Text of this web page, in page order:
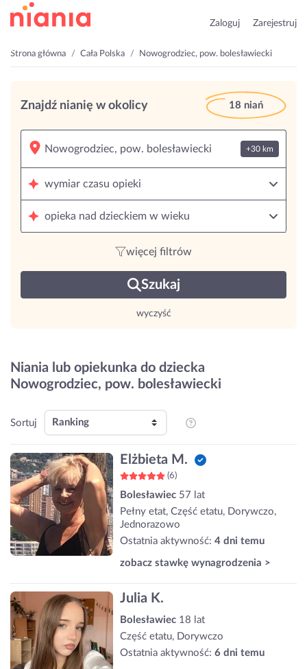
Zaloguj Zarejestruj
Strona główna Cała Polska Nowogrodziec, pow. bolesławiecki
Znajdź nianię w okolicy 18 niań
+30 km
wymiar czasu opieki
opieka nad dzieckiem w wieku
więcej filtrów
Szukaj
wyczyść
Niania lub opiekunka do dziecka
Nowogrodziec, pow. bolesławiecki
Sortuj
Elżbieta M.
(6)
Bolesławiec 57 lat
Pełny etat, Część etatu, Dorywczo,
Jednorazowo
Ostatnia aktywność: 4 dni temu
zobacz stawkę wynagrodzenia >
Julia K.
Bolesławiec 18 lat
Część etatu, Dorywczo
Ostatnia aktywność: 6 dni temu